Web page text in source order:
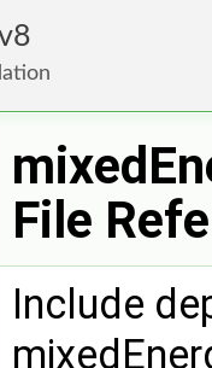
8
Foundation
File
Include